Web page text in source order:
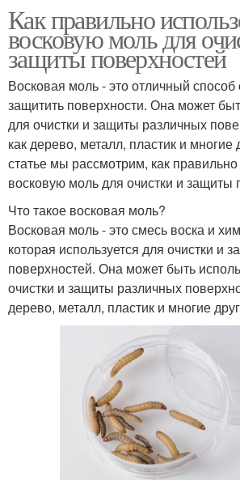
Как правильно
восковую моль для
защиты поверхностей
Восковая моль - это отличный способ
защитить поверхности. Она может
для очистки и защиты различных
как дерево, металл, пластик и многие
статье мы рассмотрим, как
восковую моль для очистки и защиты
Что такое восковая моль?
Восковая моль - это смесь воска и
которая используется для очистки и
поверхностей. Она может быть
очистки и защиты различных
дерево, металл, пластик и многие